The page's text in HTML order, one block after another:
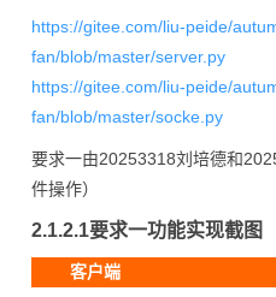
https://gitee.com/liu-peide/
fan/blob/master/server.py
https://gitee.com/liu-peide/
fan/blob/master/socke.py
要求一由20253318刘培德和
件操作）
2.1.2.1要求一功能实现截图
客户端